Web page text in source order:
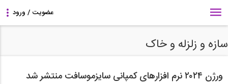
سازه و زلزله و خاک
ورژن ۲۰۲۴ نرم افزارهای کمپانی سایزموسافت منتشر شد